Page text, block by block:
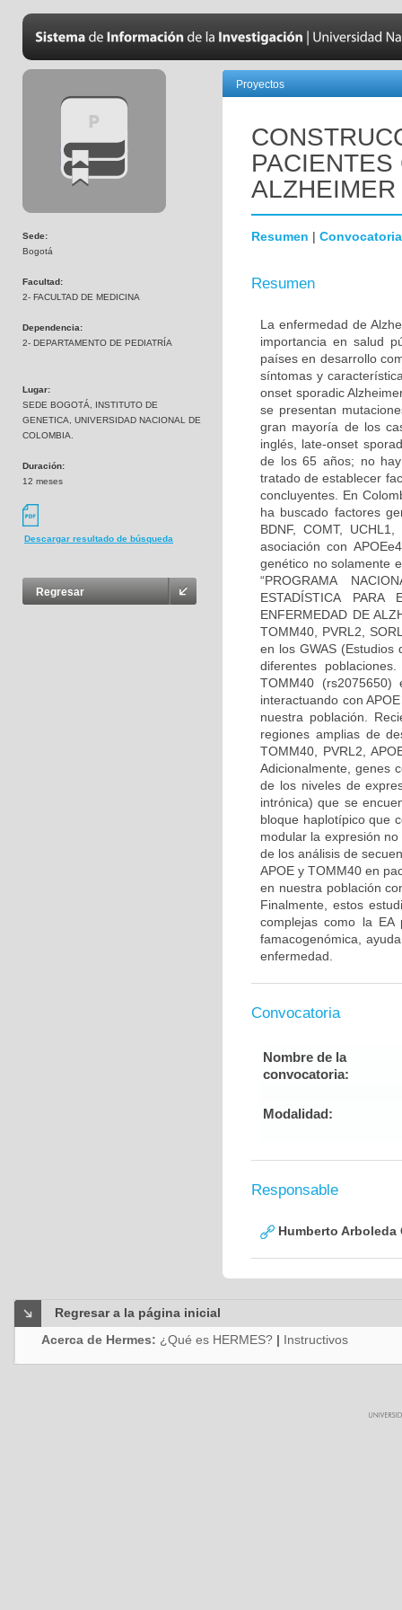
Sede:
Bogotá
Facultad:
2- FACULTAD DE MEDICINA
Dependencia:
2- DEPARTAMENTO DE PEDIATRÍA
Lugar:
SEDE BOGOTÁ, INSTITUTO DE
GENETICA, UNIVERSIDAD NACIONAL DE
COLOMBIA.
Duración:
12 meses
Descargar resultado de búsqueda
Regresar
Proyectos
ALZHEIMER
Resumen | Convocatoria
Resumen
La enfermedad de
importancia en salud
países en desarrollo
síntomas y
onset sporadic
se presentan
gran mayoría de los
inglés, late-onset
de los 65 años; no
tratado de establecer
concluyentes. En
ha buscado factores
BDNF, COMT,
asociación con
genético no solamente
“PROGRAMA
ESTADÍSTICA PARA
ENFERMEDAD DE
TOMM40, PVRL2,
en los GWAS
diferentes
TOMM40
interactuando con
nuestra población.
regiones amplias de
TOMM40, PVRL2,
Adicionalmente, genes
de los niveles de
intrónica) que se
bloque haplotípico que
modular la expresión
de los análisis de
APOE y TOMM40 en
en nuestra población
Finalmente, estos
complejas como la
famacogenómica,
enfermedad.
Convocatoria
Nombre de la
convocatoria:
Modalidad:
Responsable
Humberto Arboleda
Regresar a la página inicial
Acerca de Hermes: ¿Qué es HERMES? | Instructivos